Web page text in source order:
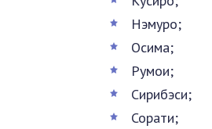
Нэмуро;
Осима;
Румои;
Сирибэси;
Сорати;